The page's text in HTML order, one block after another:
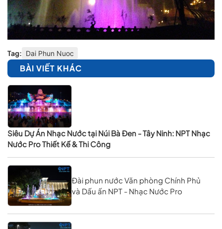
Tag: Dai Phun Nuoc
BÀI VIẾT KHÁC
Siêu Dự Án Nhạc Nước tại Núi Bà Đen - Tây Ninh: NPT Nhạc
Nước Pro Thiết Kế & Thi Công
Đài phun nước Văn phòng Chính Phủ
và Dấu ấn NPT - Nhạc Nước Pro